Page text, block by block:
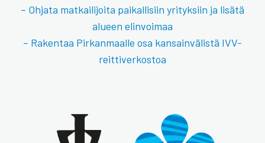
– Ohjata matkailijoita paikallisiin yrityksiin ja lisätä
alueen elinvoimaa
– Rakentaa Pirkanmaalle osa kansainvälistä IVV-
reittiverkostoa